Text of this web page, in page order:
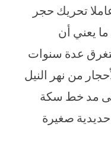
لم يستطع قرابة 50 عاملا تحريك حجر
يعني أن
عدة سنوات
من نهر النيل
مد خط سكة
صغيرة